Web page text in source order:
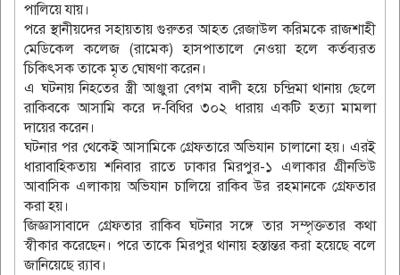
পালিয়ে যায়।
পরে স্থানীয়দের সহায়তায় গুরুতর আহত রেজাউল করিমকে রাজশাহী
মেডিকেল কলেজ (রামেক) হাসপাতালে নেওয়া হলে কর্তব্যরত
চিকিৎসক তাকে মৃত ঘোষণা করেন।
এ ঘটনায় নিহতের স্ত্রী আঞ্জুরা বেগম বাদী হয়ে চন্দ্রিমা থানায় ছেলে
রাকিবকে আসামি করে দ-বিধির ৩০২ ধারায় একটি হত্যা মামলা
দায়ের করেন।
ঘটনার পর থেকেই আসামিকে গ্রেফতারে অভিযান চালানো হয়। এরই
ধারাবাহিকতায় শনিবার রাতে ঢাকার মিরপুর-১ এলাকার গ্রীনভিউ
আবাসিক এলাকায় অভিযান চালিয়ে রাকিব উর রহমানকে গ্রেফতার
করা হয়।
জিজ্ঞাসাবাদে গ্রেফতার রাকিব ঘটনার সঙ্গে তার সম্পৃক্ততার কথা
স্বীকার করেছেন। পরে তাকে মিরপুর থানায় হস্তান্তর করা হয়েছে বলে
জানিয়েছে র‌্যাব।